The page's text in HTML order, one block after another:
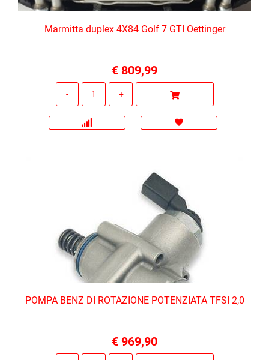
Marmitta duplex 4X84 Golf 7 GTI Oettinger
€ 809,99
POMPA BENZ DI ROTAZIONE POTENZIATA TFSI 2,0
€ 969,90